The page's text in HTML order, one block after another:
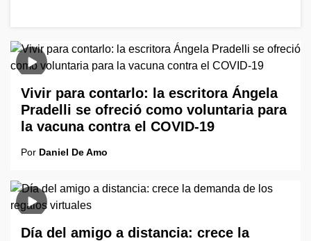
Vivir para contarlo: la escritora Ángela
Pradelli se ofreció como voluntaria para
la vacuna contra el COVID-19
Por Daniel De Amo
Día del amigo a distancia: crece la